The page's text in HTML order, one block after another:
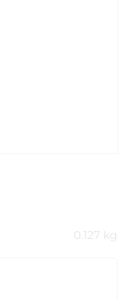
0.127 kg